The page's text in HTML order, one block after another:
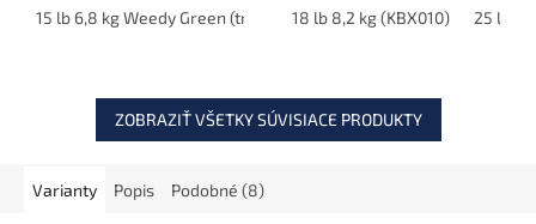
vynikajúcu manipuláciu.
15 lb 6,8 kg Weedy Green (travní kamufláž) (KNT04) 20 lb 9,1
maskovacou camo green
18 lb 8,2 kg (KBX010) 25 lb
ZOBRAZIŤ VŠETKY SÚVISIACE PRODUKTY
Varianty Popis Podobné (8)